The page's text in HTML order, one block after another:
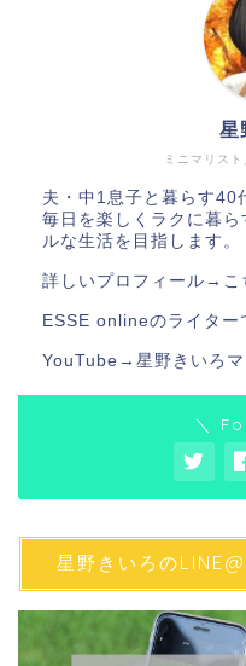
ミニマリス
星
夫・中1息子と暮らす40
毎日を楽しくラクに暮
ルな生活を目指します。
詳しいプロフィール→ こ
ESSE onlineのライター
YouTube→ 星野きいろ
＼
星野きいろの